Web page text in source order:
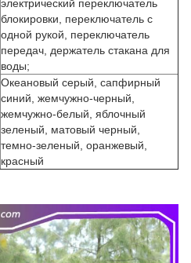
электрический переключатель
блокировки, переключатель с
одной рукой, переключатель
передач, держатель стакана для
воды;
Океановый серый, сапфирный
синий, жемчужно-черный,
жемчужно-белый, яблочный
зеленый, матовый черный,
темно-зеленый, оранжевый,
красный